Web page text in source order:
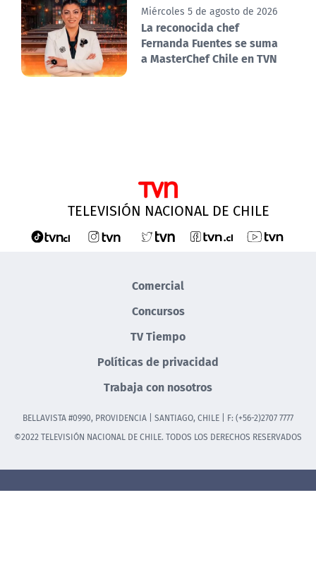
Miércoles 5 de agosto de 2026
La reconocida chef
Fernanda Fuentes se suma
a MasterChef Chile en TVN
TELEVISIÓN NACIONAL DE CHILE
Comercial
Concursos
TV Tiempo
Políticas de privacidad
Trabaja con nosotros
BELLAVISTA #0990, PROVIDENCIA | SANTIAGO, CHILE | F: (+56-2)2707 7777
©2022 TELEVISIÓN NACIONAL DE CHILE. TODOS LOS DERECHOS RESERVADOS